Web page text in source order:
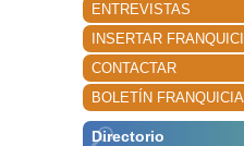
ENTREVISTAS
INSERTAR
CONTACTAR
BOLETÍN FRANQUICIA
Directorio